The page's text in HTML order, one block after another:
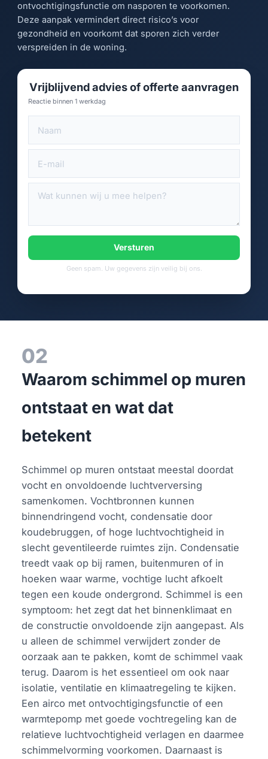
ontvochtigingsfunctie om nasporen te voorkomen.
Deze aanpak vermindert direct risico’s voor
gezondheid en voorkomt dat sporen zich verder
verspreiden in de woning.
Vrijblijvend advies of offerte aanvragen
Reactie binnen 1 werkdag
Versturen
Geen spam. Uw gegevens zijn veilig bij ons.
02
Waarom schimmel op muren
ontstaat en wat dat
betekent
Schimmel op muren ontstaat meestal doordat
vocht en onvoldoende luchtverversing
samenkomen. Vochtbronnen kunnen
binnendringend vocht, condensatie door
koudebruggen, of hoge luchtvochtigheid in
slecht geventileerde ruimtes zijn. Condensatie
treedt vaak op bij ramen, buitenmuren of in
hoeken waar warme, vochtige lucht afkoelt
tegen een koude ondergrond. Schimmel is een
symptoom: het zegt dat het binnenklimaat en
de constructie onvoldoende zijn aangepast. Als
u alleen de schimmel verwijdert zonder de
oorzaak aan te pakken, komt de schimmel vaak
terug. Daarom is het essentieel om ook naar
isolatie, ventilatie en klimaatregeling te kijken.
Een airco met ontvochtigingsfunctie of een
warmtepomp met goede vochtregeling kan de
relatieve luchtvochtigheid verlagen en daarmee
schimmelvorming voorkomen. Daarnaast is